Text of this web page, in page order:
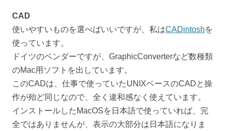
CAD
使いやすいものを選べばいいですが、私はCADintoshを
使っています。
ドイツのベンダーですが、GraphicConverterなど数種類
のMac用ソフトを出しています。
このCADは、仕事で使っていたUNIXベースのCADと操
作が殆ど同じなので、全く違和感なく使えています。
インストールしたMacOSを日本語で使っていれば、完
全ではありませんが、表示の大部分は日本語になりま